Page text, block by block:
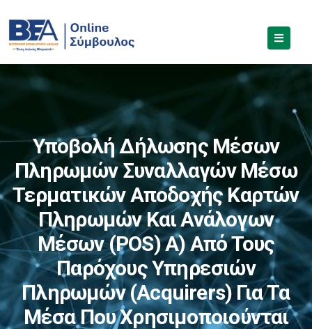
Υποβολή Δήλωσης Μέσων
Πληρωμών Συναλλαγών Μέσω
Τερματικών Αποδοχής Καρτών
Πληρωμών Και Ανάλογων
Μέσων (POS) Α) Από Τους
Παρόχους Υπηρεσιών
Πληρωμών (Acquirers) Για Τα
Μέσα Που Χρησιμοποιούνται